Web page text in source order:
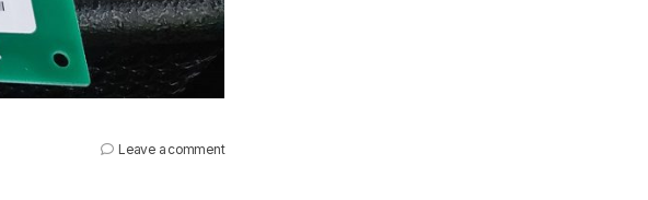
Leave a comment